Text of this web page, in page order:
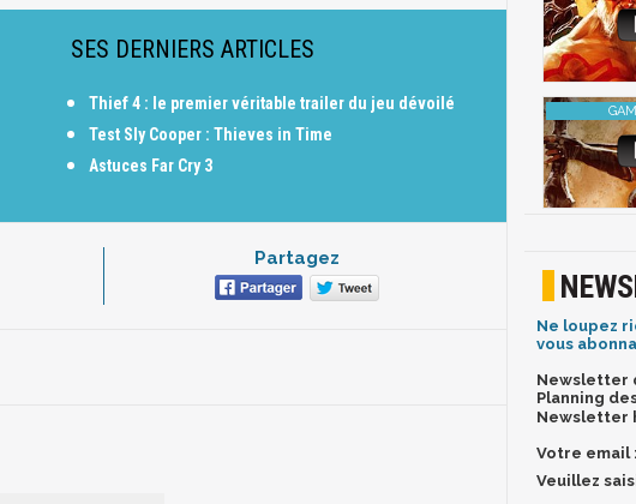
SES DERNIERS ARTICLES
Thief 4 : le premier véritable trailer du jeu dévoilé
Test Sly Cooper : Thieves in Time
Astuces Far Cry 3
Partagez
Ne loupez
vous
Newsletter
Planning
Newsletter
Votre email :
Veuillez